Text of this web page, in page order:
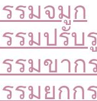
รมจมูก
รมปรับ
รมขาก
รมยกก